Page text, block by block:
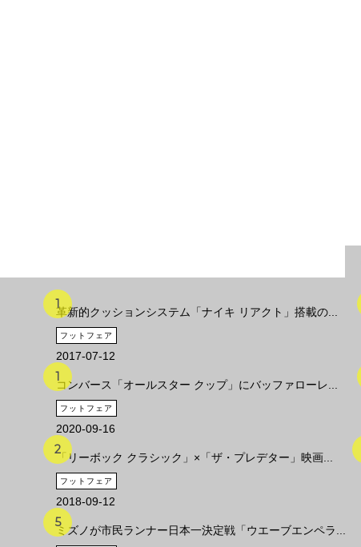
革新的クッションシステム「ナイキ リアクト」搭載の...
フットフェア
2017-07-12
コンバース「オールスター クップ」にバッファローレ...
フットフェア
2020-09-16
「リーボック クラシック」×「ザ・プレデター」映画...
フットフェア
2018-09-12
ミズノが市民ランナー日本一決定戦「ウエーブエンペラ...